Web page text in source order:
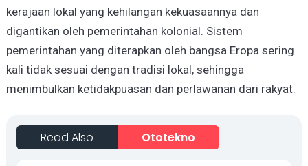
kerajaan lokal yang kehilangan kekuasaannya dan
digantikan oleh pemerintahan kolonial. Sistem
pemerintahan yang diterapkan oleh bangsa Eropa sering
kali tidak sesuai dengan tradisi lokal, sehingga
menimbulkan ketidakpuasan dan perlawanan dari rakyat.
Read Also Ototekno